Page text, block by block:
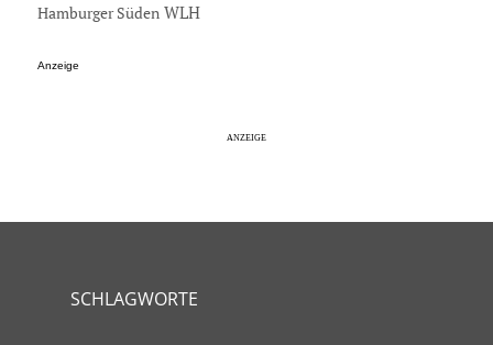
Hamburger Süden WLH
Anzeige
SCHLAGWORTE